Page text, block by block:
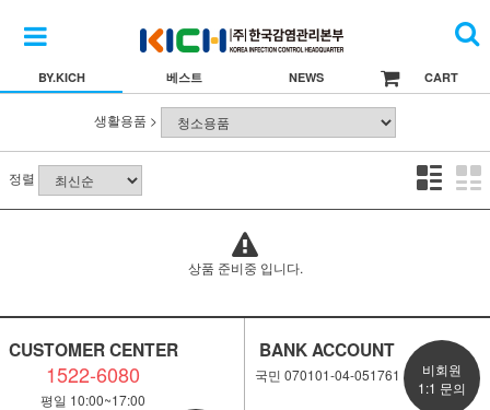
BY.KICH 베스트 NEWS CART
생활용품 >
정렬
상품 준비중 입니다.
CUSTOMER CENTER
1522-6080
평일 10:00~17:00
BANK ACCOUNT
국민 070101-04-051761
비회원
1:1 문의